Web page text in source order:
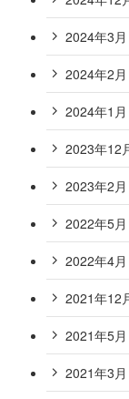
2024年3月
2024年2月
2024年1月
2023年12
2023年2月
2022年5月
2022年4月
2021年12
2021年5月
2021年3月